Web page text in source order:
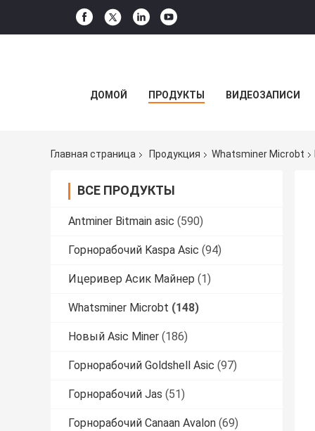
ДОМОЙ ПРОДУКТЫ ВИДЕОЗАПИСИ
Главная страница Продукция Whatsminer Microbt
ВСЕ ПРОДУКТЫ
Antminer Bitmain asic (590)
Горнорабочий Kaspa Asic (94)
Ицеривер Асик Майнер (1)
Whatsminer Microbt (148)
Новый Asic Miner (186)
Горнорабочий Goldshell Asic (97)
Горнорабочий Jas (51)
Горнорабочий Canaan Avalon (69)